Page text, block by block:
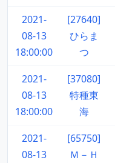
2021-
08-13
18:00:00
[27640]
ひらま
つ
2021-
08-13
18:00:00
[37080]
特種東
海
2021-
08-13
[65750]
Ｍ－Ｈ